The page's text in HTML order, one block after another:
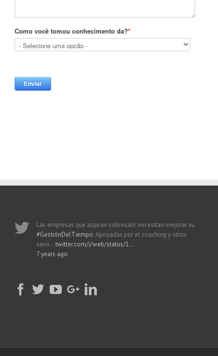
Como você tomou conhecimento da?*
Las empresas que aspiran sobresalir, necesitan mejorar su
#GestiónDelTiempo. Apoyadas por el coaching y otros
servi…twitter.com/i/web/status/1…
7 years ago